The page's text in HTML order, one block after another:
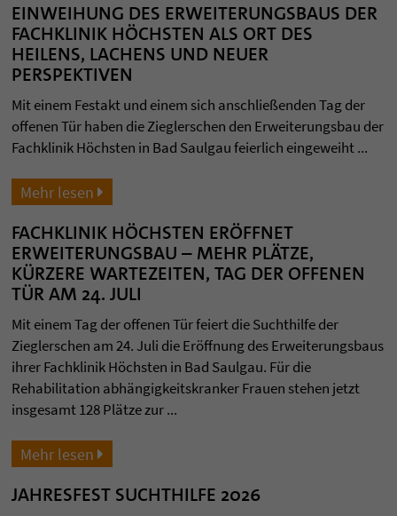
EINWEIHUNG DES ERWEITERUNGSBAUS DER
FACHKLINIK HÖCHSTEN ALS ORT DES
HEILENS, LACHENS UND NEUER
PERSPEKTIVEN
Mit einem Festakt und einem sich anschließenden Tag der
offenen Tür haben die Zieglerschen den Erweiterungsbau der
Fachklinik Höchsten in Bad Saulgau feierlich eingeweiht ...
Mehr lesen
FACHKLINIK HÖCHSTEN ERÖFFNET
ERWEITERUNGSBAU – MEHR PLÄTZE,
KÜRZERE WARTEZEITEN, TAG DER OFFENEN
TÜR AM 24. JULI
Mit einem Tag der offenen Tür feiert die Suchthilfe der
Zieglerschen am 24. Juli die Eröffnung des Erweiterungsbaus
ihrer Fachklinik Höchsten in Bad Saulgau. Für die
Rehabilitation abhängigkeitskranker Frauen stehen jetzt
insgesamt 128 Plätze zur ...
Mehr lesen
JAHRESFEST SUCHTHILFE 2026